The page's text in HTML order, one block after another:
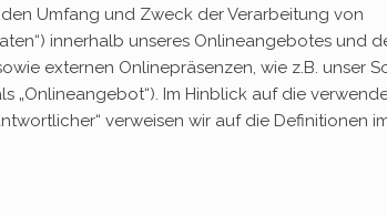
Umfang und Zweck der Verarbeitung von
innerhalb unseres Onlineangebotes und
externen Onlinepräsenzen, wie z.B. unser
„Onlineangebot“). Im Hinblick auf die
verweisen wir auf die Definitionen